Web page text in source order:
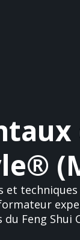
et
Feng